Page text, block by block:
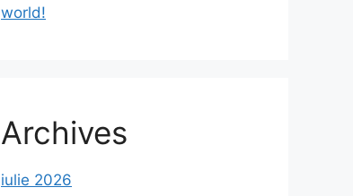
world!
Archives
iulie 2026